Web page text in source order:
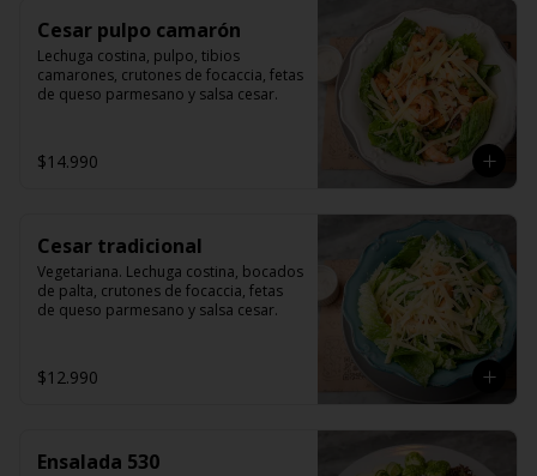
Cesar pulpo camarón
Lechuga costina, pulpo, tibios
camarones, crutones de focaccia, fetas
de queso parmesano y salsa cesar.
$14.990
Cesar tradicional
Vegetariana. Lechuga costina, bocados
de palta, crutones de focaccia, fetas
de queso parmesano y salsa cesar.
$12.990
Ensalada 530